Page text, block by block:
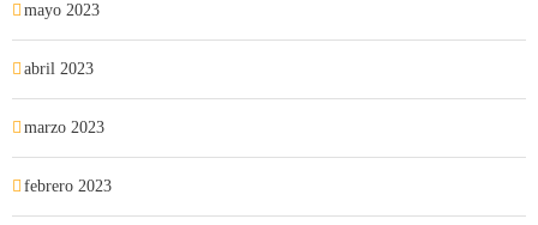
mayo 2023
abril 2023
marzo 2023
febrero 2023